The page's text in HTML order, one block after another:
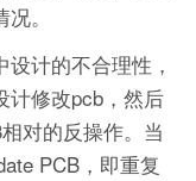
。
计的不合理性，
计修改pcb，然后
对的反操作。当
PCB，即重复